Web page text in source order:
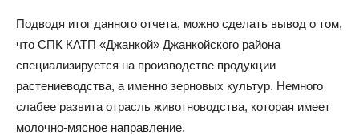
Подводя итог данного отчета, можно сделать вывод о том,
что СПК КАТП «Джанкой» Джанкойского района
специализируется на производстве продукции
растениеводства, а именно зерновых культур. Немного
слабее развита отрасль животноводства, которая имеет
молочно-мясное направление.